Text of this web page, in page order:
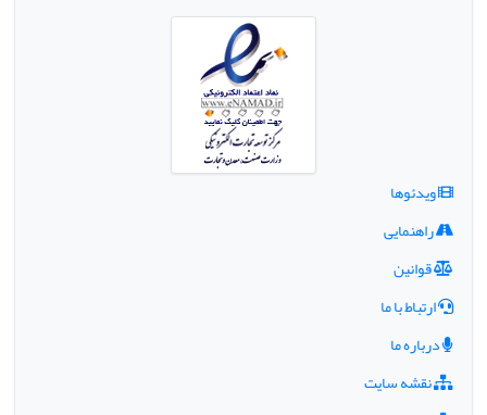
ویدئوها
راهنمایی
قوانین
ارتباط با ما
درباره ما
نقشه سایت